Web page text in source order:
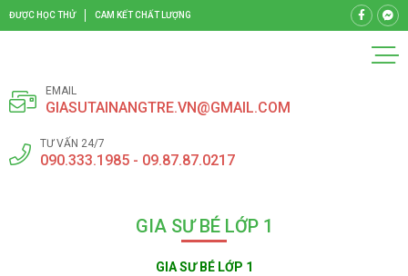
ĐƯỢC HỌC THỬ CAM KẾT CHẤT LƯỢNG
EMAIL
GIASUTAINANGTRE.VN@GMAIL.COM
TƯ VẤN 24/7
090.333.1985 - 09.87.87.0217
GIA SƯ BÉ LỚP 1
GIA SƯ BÉ LỚP 1